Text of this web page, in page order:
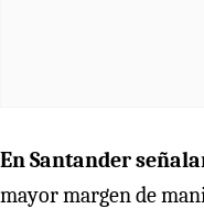
En Santander
mayor margen de